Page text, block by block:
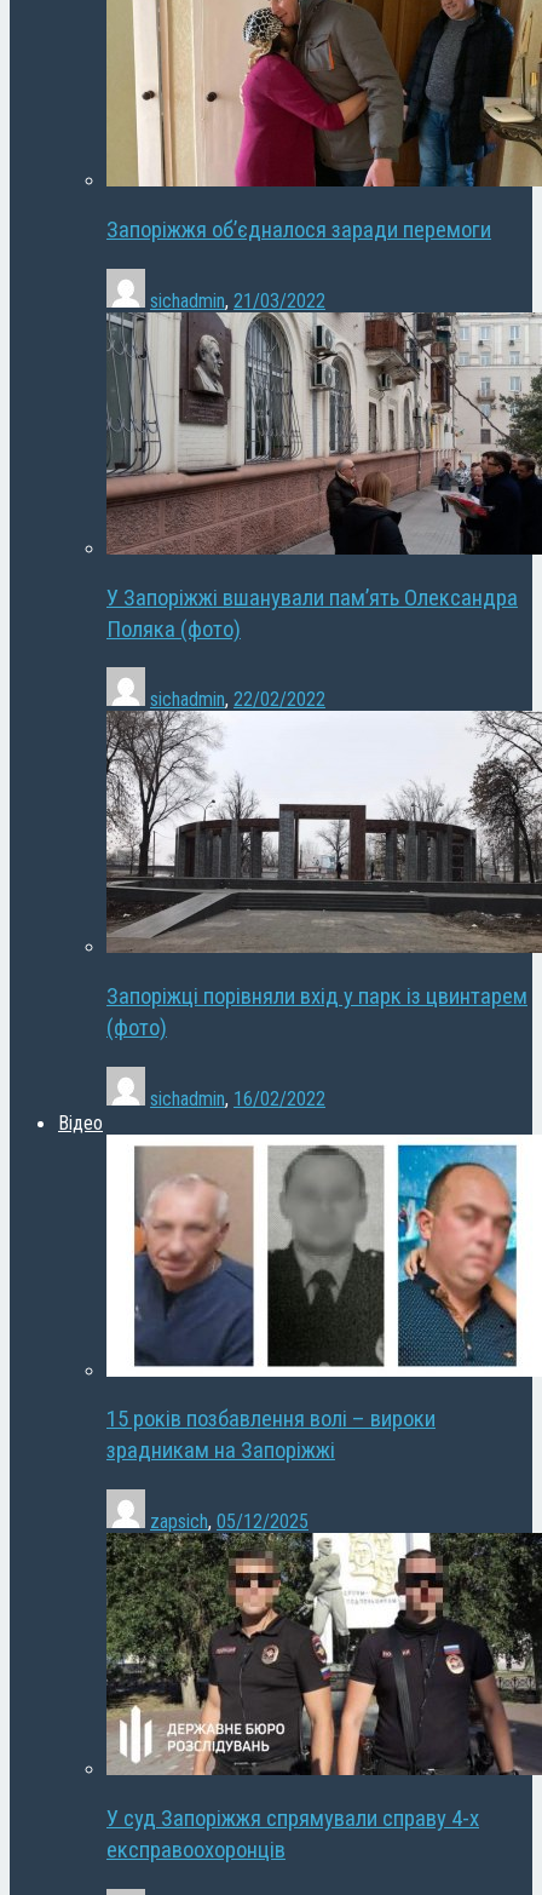
Запоріжжя об’єдналося заради перемоги
sichadmin, 21/03/2022
У Запоріжжі вшанували пам’ять Олександра
Поляка (фото)
sichadmin, 22/02/2022
Запоріжці порівняли вхід у парк із цвинтарем
(фото)
sichadmin, 16/02/2022
Відео
15 років позбавлення волі – вироки
зрадникам на Запоріжжі
zapsich, 05/12/2025
У суд Запоріжжя спрямували справу 4-х
експравоохоронців